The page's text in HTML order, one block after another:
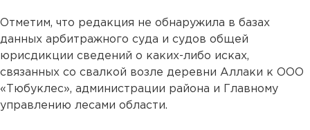
Отметим, что редакция не обнаружила в базах
данных арбитражного суда и судов общей
юрисдикции сведений о каких-либо исках,
связанных со свалкой возле деревни Аллаки к ООО
«Тюбуклес», администрации района и Главному
управлению лесами области.